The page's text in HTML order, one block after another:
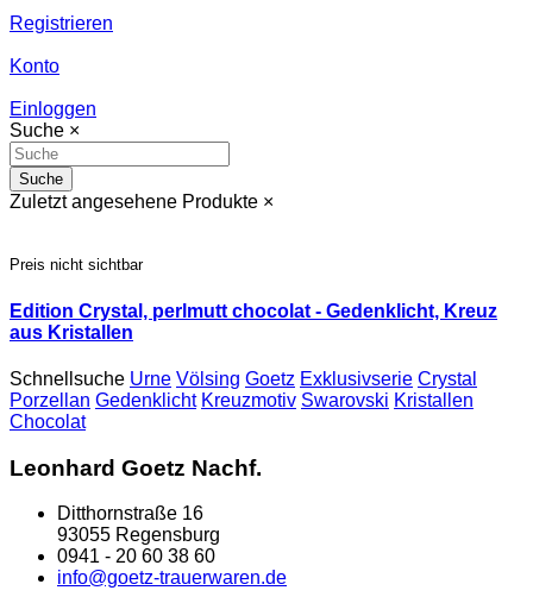
Registrieren
Konto
Einloggen
Suche ×
Suche
Zuletzt angesehene Produkte ×
Preis nicht sichtbar
Edition Crystal, perlmutt chocolat - Gedenklicht, Kreuz
aus Kristallen
Schnellsuche Urne Völsing Goetz Exklusivserie Crystal
Porzellan Gedenklicht Kreuzmotiv Swarovski Kristallen
Chocolat
Leonhard Goetz Nachf.
Ditthornstraße 16
93055 Regensburg
0941 - 20 60 38 60
info@goetz-trauerwaren.de